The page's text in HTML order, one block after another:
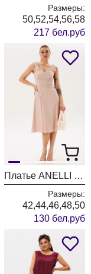
Размеры:
50,52,54,56,58
217 бел.руб
Платье ANELLI LAUREL 1867 льняной цвет
Размеры:
42,44,46,48,50
130 бел.руб